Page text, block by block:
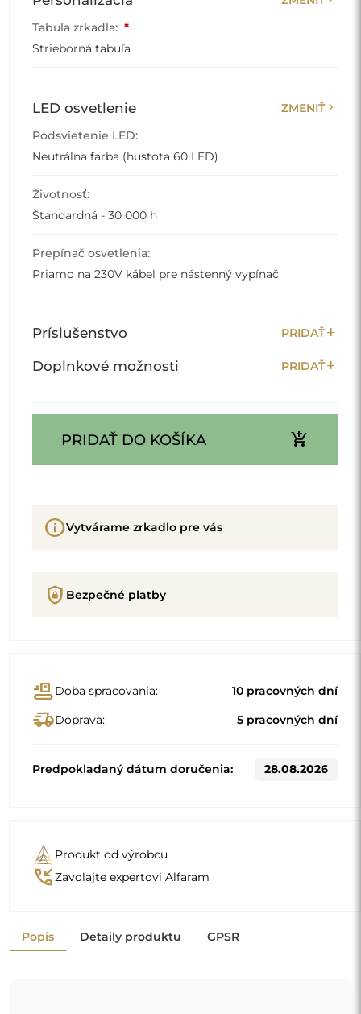
Tabuľa zrkadla: *
Strieborná tabuľa
LED osvetlenie ZMENIŤchevron_right
Podsvietenie LED:
Neutrálna farba (hustota 60 LED)
Životnosť:
Štandardná - 30 000 h
Prepínač osvetlenia:
Priamo na 230V kábel pre nástenný vypínač
Príslušenstvo PRIDAŤadd
Doplnkové možnosti PRIDAŤadd
PRIDAŤ DO KOŠÍKA add_shopping_cart
infoVytvárame zrkadlo pre vás
shield_lock Bezpečné platby
conveyor_beltDoba spracovania: 10 pracovných dní
delivery_truck_speedDoprava: 5 pracovných dní
Predpokladaný dátum doručenia: 28.08.2026
Produkt od výrobcu
phone_callbackZavolajte expertovi Alfaram
Popis Detaily produktu GPSR